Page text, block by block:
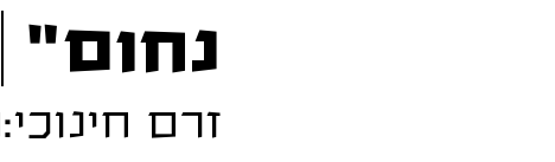
נחום"
זרם חינוכי: